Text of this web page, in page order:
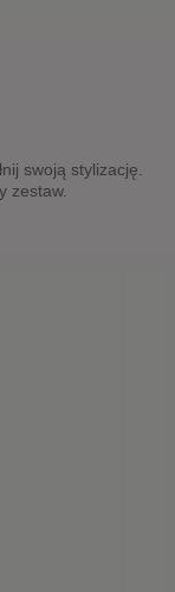
swoją stylizację.
zestaw.